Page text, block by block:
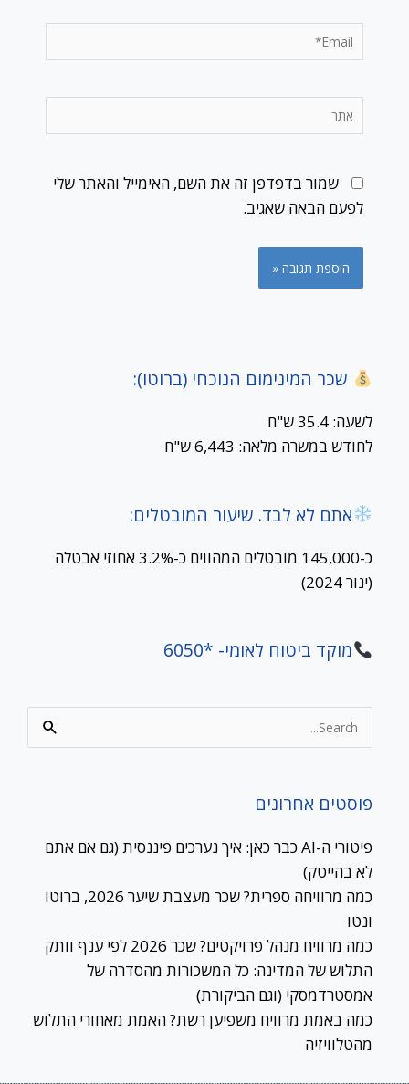
Email*
אתר
שמור בדפדפן זה את השם, האימייל והאתר שלי
לפעם הבאה שאגיב.
שכר המינימום הנוכחי (ברוטו):
לשעה: 35.4 ש"ח
לחודש במשרה מלאה: 6,443 ש"ח
אתם לא לבד. שיעור המובטלים:
כ-145,000 מובטלים המהווים כ-3.2% אחוזי אבטלה
(ינור 2024)
מוקד ביטוח לאומי- *6050
Search
for:
פוסטים אחרונים
פיטורי ה-AI כבר כאן: איך נערכים פיננסית (גם אם אתם
לא בהייטק)
כמה מרוויחה ספרית? שכר מעצבת שיער 2026, ברוטו
ונטו
כמה מרוויח מנהל פרויקטים? שכר 2026 לפי ענף וותק
התלוש של המדינה: כל המשכורות מהסדרה של
אמסטרדמסקי (וגם הביקורת)
כמה באמת מרוויח משפיען רשת? האמת מאחורי התלוש
מהטלוויזיה